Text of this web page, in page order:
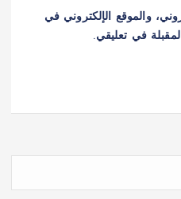
والموقع الإلكتروني في
في تعليقي.